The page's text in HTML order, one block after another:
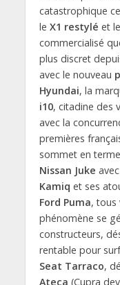
catastrophique
le X1 restylé et
commercialisé
plus discret
avec le nouveau
Hyundai, la
i10, citadine des
avec la
premières
sommet en
Nissan Juke
Kamiq et ses
Ford Puma, tous
phénomène se
constructeurs,
rentable pour
Seat Tarraco,
Ateca (Cupra